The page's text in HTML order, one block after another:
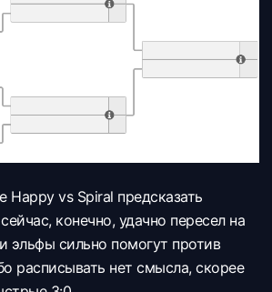
Happy vs Spiral предсказать
конечно, удачно пересел на
эльфы сильно помогут против
расписывать нет смысла, скорее